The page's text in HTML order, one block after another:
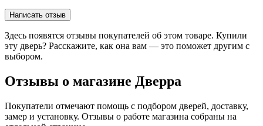
Написать отзыв
Здесь появятся отзывы покупателей об этом товаре. Купили
эту дверь? Расскажите, как она вам — это поможет другим с
выбором.
Отзывы о магазине Дверра
Покупатели отмечают помощь с подбором дверей, доставку,
замер и установку. Отзывы о работе магазина собраны на